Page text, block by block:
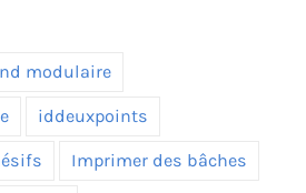
modulaire
iddeuxpoints
Imprimer des bâches